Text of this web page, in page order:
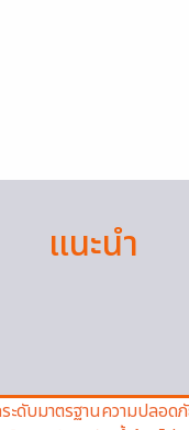
แนะนำ